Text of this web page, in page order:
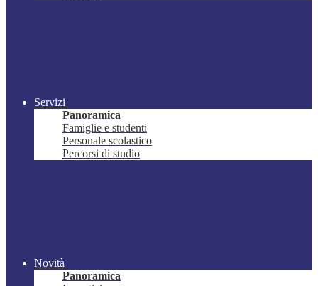
Servizi
Panoramica
Famiglie e studenti
Personale scolastico
Percorsi di studio
Novità
Panoramica